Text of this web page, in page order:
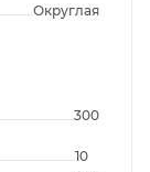
Округлая
300
10